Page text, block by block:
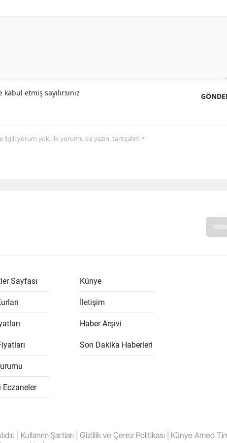
etmiş sayılırsınız
ilgili yorum yok, ilk yorumu siz yazın, tartışalım *
Sayfası
Eczaneler
Künye
İletişim
Haber Arşivi
Son Dakika Haberleri
| Kullanım Şartları | Gizlilik ve Çerez Politikası | Künye Amed